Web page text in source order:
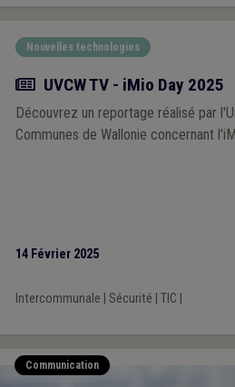
Nouvelles technologies
Actualité
UVCW TV - iMio Day 2025
Découvrez un reportage réalisé par
Communes de Wallonie concernant
14 Février 2025
Intercommunale Sécurité TIC
Communication